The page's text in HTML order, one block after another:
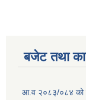
बजेट तथा
आ.व २०८३/०८४ को